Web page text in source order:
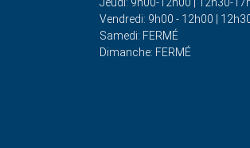
Vendredi: 9h00 - 12h00 |
Samedi: FERMÉ
Dimanche: FERMÉ